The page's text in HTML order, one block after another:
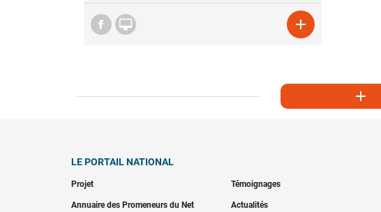
 

LE PORTAIL NATIONAL
Projet Témoignages
Annuaire des Promeneurs du Net Actualités